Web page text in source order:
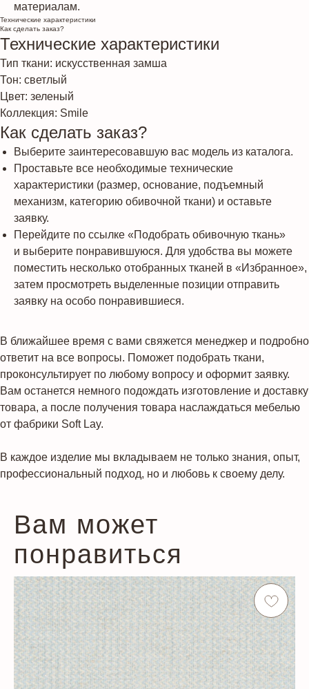
материалам.
Технические характеристики
Как сделать заказ?
Технические характеристики
Тип ткани: искусственная замша
Тон: светлый
Цвет: зеленый
Коллекция: Smile
Как сделать заказ?
Выберите заинтересовавшую вас модель из каталога.
Проставьте все необходимые технические
характеристики (размер, основание, подъемный
механизм, категорию обивочной ткани) и оставьте
заявку.
Перейдите по ссылке «Подобрать обивочную ткань»
и выберите понравившуюся. Для удобства вы можете
поместить несколько отобранных тканей в «Избранное»,
затем просмотреть выделенные позиции отправить
заявку на особо понравившиеся.
В ближайшее время с вами свяжется менеджер и подробно
ответит на все вопросы. Поможет подобрать ткани,
проконсультирует по любому вопросу и оформит заявку.
Вам останется немного подождать изготовление и доставку
товара, а после получения товара наслаждаться мебелью
от фабрики Soft Lay.
В каждое изделие мы вкладываем не только знания, опыт,
профессиональный подход, но и любовь к своему делу.
Вам может
понравиться